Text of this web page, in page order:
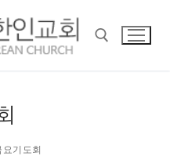
요기도회